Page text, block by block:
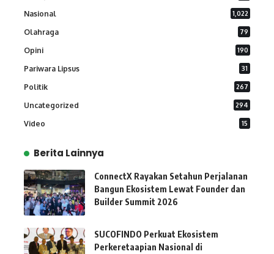
Nasional 1,022
Olahraga 79
Opini 190
Pariwara Lipsus 31
Politik 267
Uncategorized 294
Video 15
Berita Lainnya
ConnectX Rayakan Setahun Perjalanan
Bangun Ekosistem Lewat Founder dan
Builder Summit 2026
SUCOFINDO Perkuat Ekosistem
Perkeretaapian Nasional di